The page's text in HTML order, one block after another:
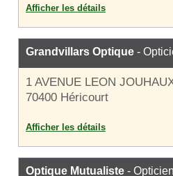
Afficher les détails
Grandvillars Optique -
1 AVENUE LEON
70400 Héricourt
Afficher les détails
Optique Mutualiste -